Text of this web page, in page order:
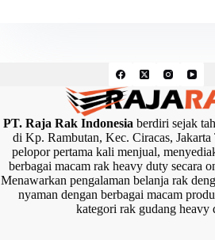
PT. Raja Rak Indonesiaberdiri sejak
di Kp. Rambutan, Kec. Ciracas, Jakarta
pelopor pertama kali menjual,
berbagai macam rak heavy duty secara
Menawarkan pengalaman belanja rak
nyaman dengan berbagai macam
kategori rak gudang heavy